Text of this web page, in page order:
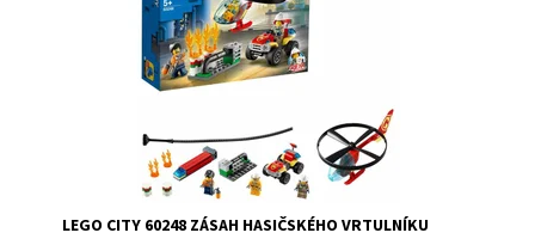
Dostupnost:
Skladem3
6722
LEGO
LEGO CITY 60248 ZÁSAH HASIČSKÉHO VRTULNÍKU